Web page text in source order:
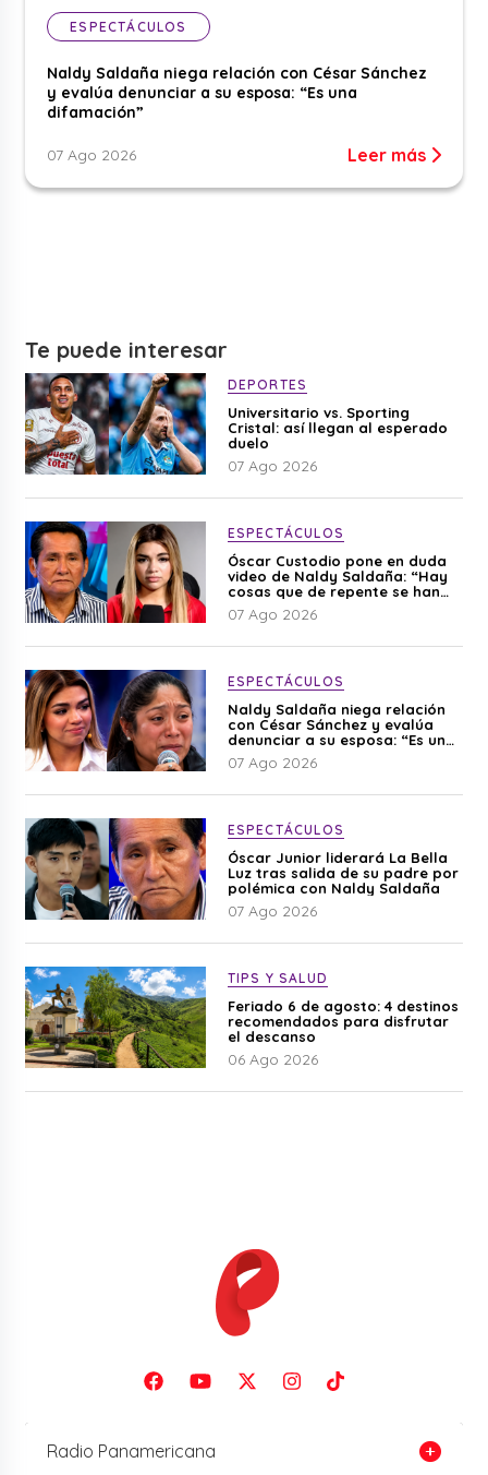
ESPECTÁCULOS
Naldy Saldaña niega relación con César Sánchez
y evalúa denunciar a su esposa: “Es una
difamación”
07 Ago 2026 Leer más
Te puede interesar
DEPORTES
Universitario vs. Sporting
Cristal: así llegan al esperado
duelo
07 Ago 2026
ESPECTÁCULOS
Óscar Custodio pone en duda
video de Naldy Saldaña: “Hay
cosas que de repente se han
editado”
07 Ago 2026
ESPECTÁCULOS
Naldy Saldaña niega relación
con César Sánchez y evalúa
denunciar a su esposa: “Es una
difamación”
07 Ago 2026
ESPECTÁCULOS
Óscar Junior liderará La Bella
Luz tras salida de su padre por
polémica con Naldy Saldaña
07 Ago 2026
TIPS Y SALUD
Feriado 6 de agosto: 4 destinos
recomendados para disfrutar
el descanso
06 Ago 2026
Radio Panamericana